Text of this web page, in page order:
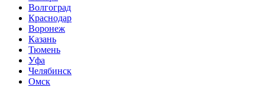
Волгоград
Краснодар
Воронеж
Казань
Тюмень
Уфа
Челябинск
Омск